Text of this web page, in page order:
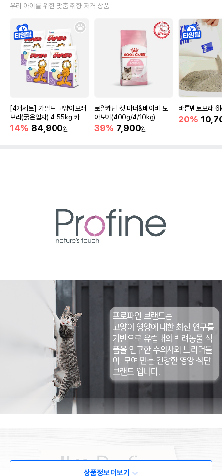
우리 아이를 위한 맞춤 취향 저격 상품
[4개세트] 가필드 고양이모래
보라(굵은입자) 4.55kg 카사
바모래
14% 84,900원
로얄캐닌 캣 마더&베이비 모
아보기(400g/4/10kg)
39% 7,900원
바른벤토모래
20%
상품정보 더보기